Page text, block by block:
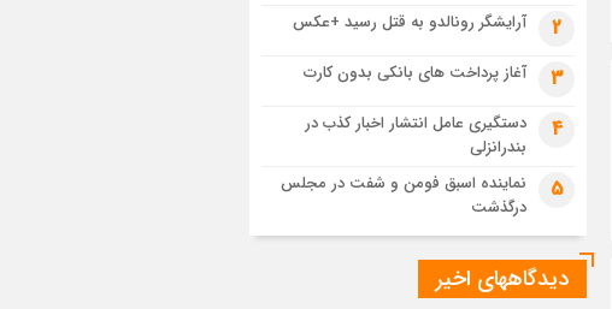
مدرسه نواب تا باغ وکیل؛ آغاز رفاقت ۷۰ ساله
آیت‌الله قربانی با رهبرشهید
4 هفته قبل
رسید
2 آرایشگر رونالدو به قتل رسید +عکس
3 آغاز پرداخت های بانکی بدون کارت
4
دستگیری عامل انتشار اخبار کذب در
بندرانزلی
5
نماینده اسبق فومن و شفت در مجلس
درگذشت
دیدگاههای اخیر